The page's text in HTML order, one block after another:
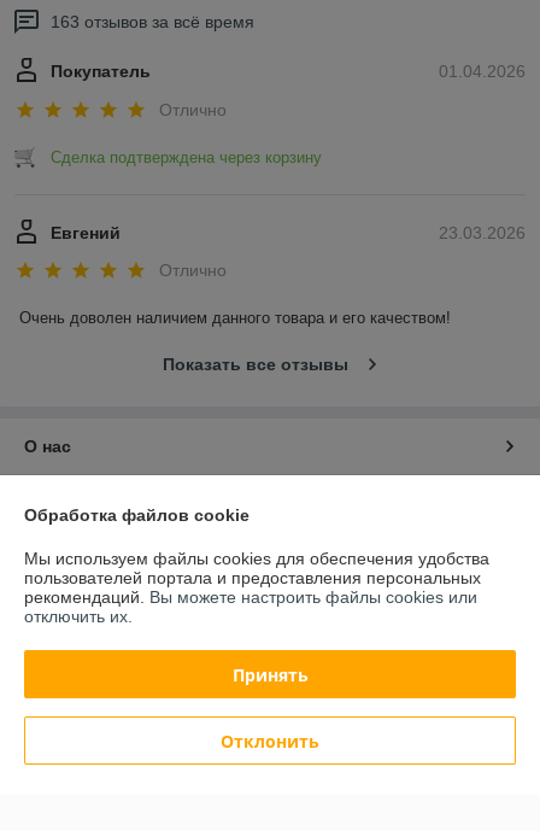
163 отзывов за всё время
01.04.2026
Покупатель
Отлично
Сделка подтверждена через корзину
23.03.2026
Евгений
Отлично
Очень доволен наличием данного товара и его качеством!
Показать все отзывы
О нас
Доставка и оплата
График работы
Обработка файлов cookie
Мы используем файлы cookies для обеспечения удобства
пользователей портала и предоставления персональных
рекомендаций. Вы можете настроить файлы cookies или
отключить их.
Принять
Отклонить